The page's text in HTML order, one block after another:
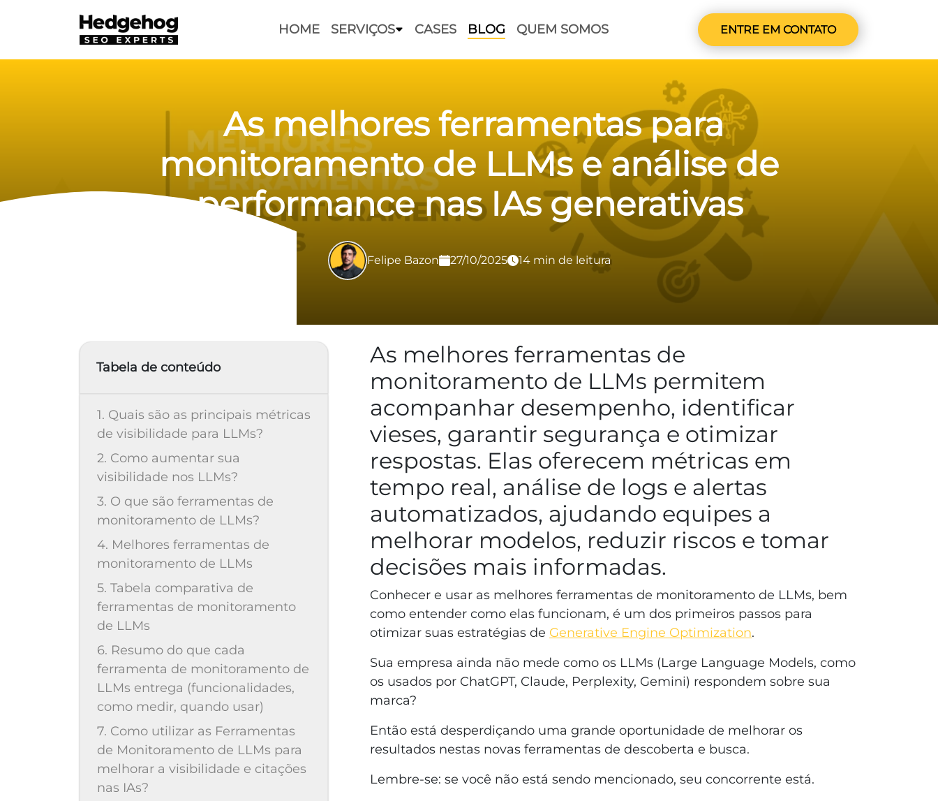
HOME SERVIÇOS CASES BLOG QUEM SOMOS ENTRE EM CONTATO
As melhores ferramentas para
monitoramento de LLMs e análise de
performance nas IAs generativas
Felipe Bazon 27/10/2025 14 min de leitura
Tabela de conteúdo
1. Quais são as principais métricas
de visibilidade para LLMs?
2. Como aumentar sua
visibilidade nos LLMs?
3. O que são ferramentas de
monitoramento de LLMs?
4. Melhores ferramentas de
monitoramento de LLMs
5. Tabela comparativa de
ferramentas de monitoramento
de LLMs
6. Resumo do que cada
ferramenta de monitoramento de
LLMs entrega (funcionalidades,
como medir, quando usar)
7. Como utilizar as Ferramentas
de Monitoramento de LLMs para
melhorar a visibilidade e citações
nas IAs?
As melhores ferramentas de
monitoramento de LLMs permitem
acompanhar desempenho, identificar
vieses, garantir segurança e otimizar
respostas. Elas oferecem métricas em
tempo real, análise de logs e alertas
automatizados, ajudando equipes a
melhorar modelos, reduzir riscos e tomar
decisões mais informadas.
Conhecer e usar as melhores ferramentas de monitoramento de LLMs, bem
como entender como elas funcionam, é um dos primeiros passos para
otimizar suas estratégias de Generative Engine Optimization.
Sua empresa ainda não mede como os LLMs (Large Language Models, como
os usados por ChatGPT, Claude, Perplexity, Gemini) respondem sobre sua
marca?
Então está desperdiçando uma grande oportunidade de melhorar os
resultados nestas novas ferramentas de descoberta e busca.
Lembre-se: se você não está sendo mencionado, seu concorrente está.